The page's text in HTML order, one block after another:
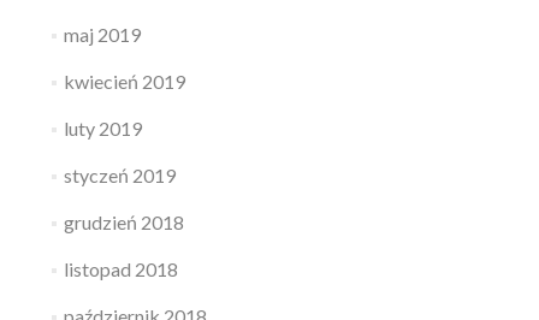
maj 2019
kwiecień 2019
luty 2019
styczeń 2019
grudzień 2018
listopad 2018